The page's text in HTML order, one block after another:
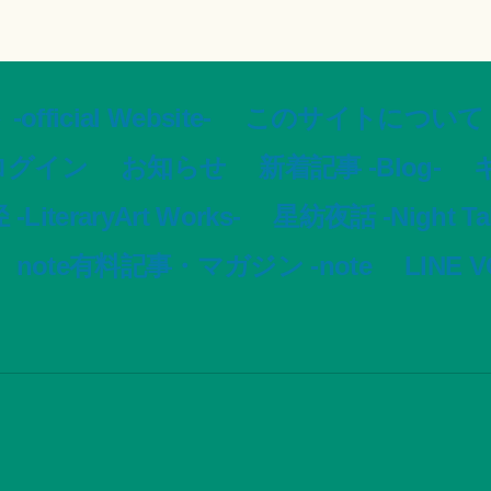
-official Website-
このサイトについ
グイン
お知らせ 新着記事 -Blog-
-LiteraryArt Works-
星紡夜話 -Night
note有料記事・マガジン -note
LINE